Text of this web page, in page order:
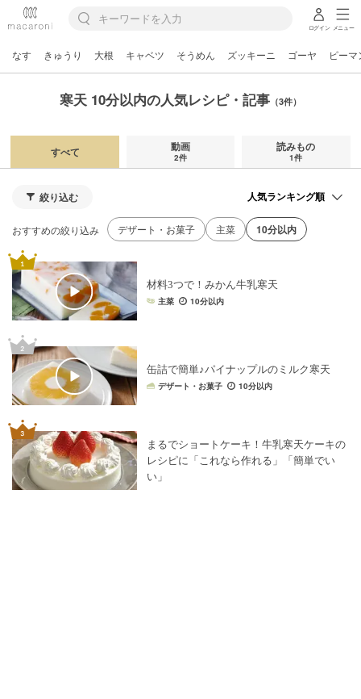
ログイン メニュー
なす きゅうり 大根 キャベツ そうめん ズッキーニ ゴーヤ ピーマ
寒天 10分以内の人気レシピ・記事 （3件）
すべて 動画
2件
読みもの
1件
絞り込む
おすすめの絞り込み デザート・お菓子 主菜 10分以内
材料3つで！みかん牛乳寒天
主菜 10分以内
缶詰で簡単♪パイナップルのミルク寒天
デザート・お菓子 10分以内
まるでショートケーキ！牛乳寒天ケーキの
レシピに「これなら作れる」「簡単でい
い」